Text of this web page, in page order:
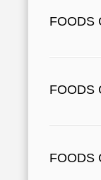
FOODS
FOODS
FOODS